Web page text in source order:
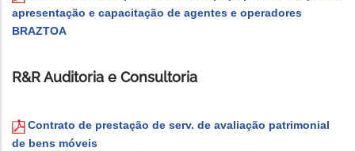
apresentação e capacitação de agentes e operadores
BRAZTOA
R&R Auditoria e Consultoria
Contrato de prestação de serv. de avaliação patrimonial
de bens móveis